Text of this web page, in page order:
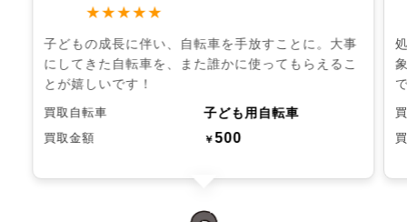
★★★★★
子どもの成長に伴い、自転車を手放すことに。大事
にしてきた自転車を、また誰かに使ってもらえるこ
とが嬉しいです！
買取自転車 子ども用自転車
買取金額 ￥500